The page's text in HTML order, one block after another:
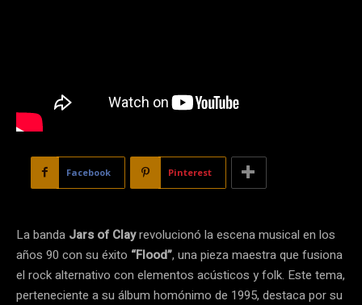
Facebook Pinterest
La banda Jars of Clayrevolucionó la escena musical en los
años 90 con su éxito “Flood”, una pieza maestra que fusiona
el rock alternativo con elementos acústicos y folk. Este tema,
perteneciente a su álbum homónimo de 1995, destaca por su